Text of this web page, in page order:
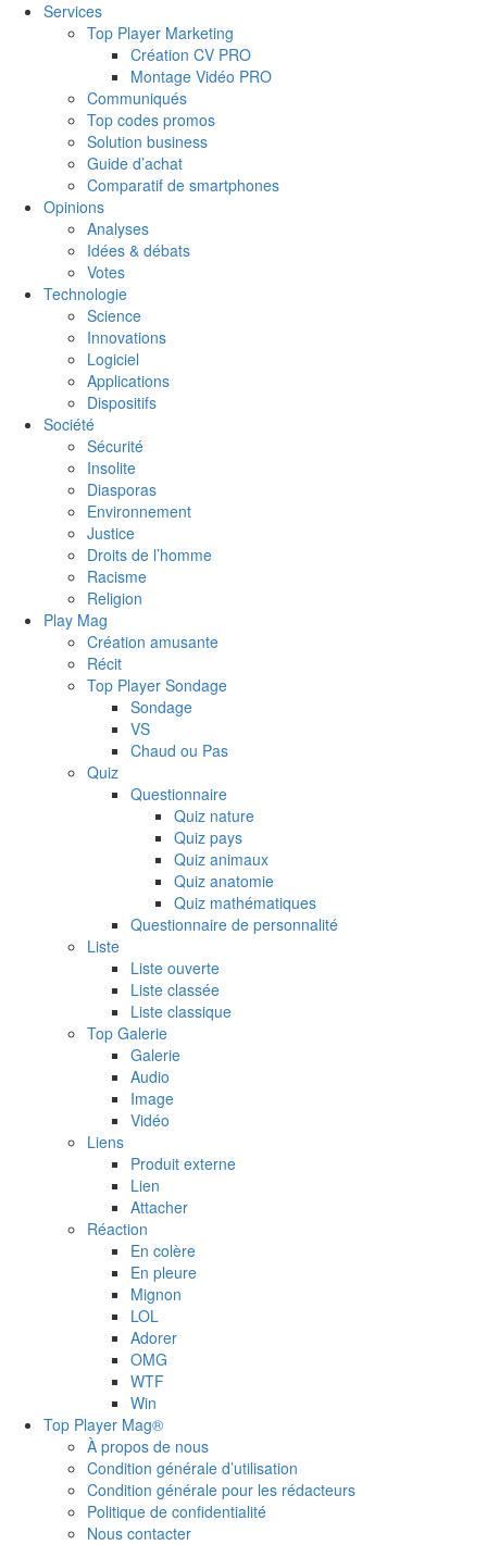
Services
Top Player Marketing
Création CV PRO
Montage Vidéo PRO
Communiqués
Top codes promos
Solution business
Guide d’achat
Comparatif de smartphones
Opinions
Analyses
Idées & débats
Votes
Technologie
Science
Innovations
Logiciel
Applications
Dispositifs
Société
Sécurité
Insolite
Diasporas
Environnement
Justice
Droits de l’homme
Racisme
Religion
Play Mag
Création amusante
Récit
Top Player Sondage
Sondage
VS
Chaud ou Pas
Quiz
Questionnaire
Quiz nature
Quiz pays
Quiz animaux
Quiz anatomie
Quiz mathématiques
Questionnaire de personnalité
Liste
Liste ouverte
Liste classée
Liste classique
Top Galerie
Galerie
Audio
Image
Vidéo
Liens
Produit externe
Lien
Attacher
Réaction
En colère
En pleure
Mignon
LOL
Adorer
OMG
WTF
Win
Top Player Mag®
À propos de nous
Condition générale d’utilisation
Condition générale pour les rédacteurs
Politique de confidentialité
Nous contacter